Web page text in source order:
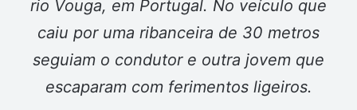
rio Vouga, em Portugal. No veículo que
caiu por uma ribanceira de 30 metros
seguiam o condutor e outra jovem que
escaparam com ferimentos ligeiros.